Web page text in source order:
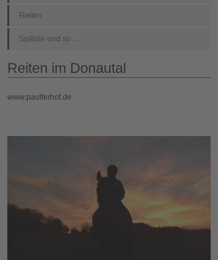
Reiten
Spätzle und so ...
Reiten im Donautal
www.paulterhof.de